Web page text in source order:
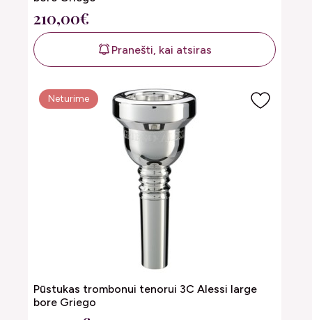
210,00€
Pranešti, kai atsiras
Neturime
Pūstukas trombonui tenorui 3C Alessi large
bore Griego